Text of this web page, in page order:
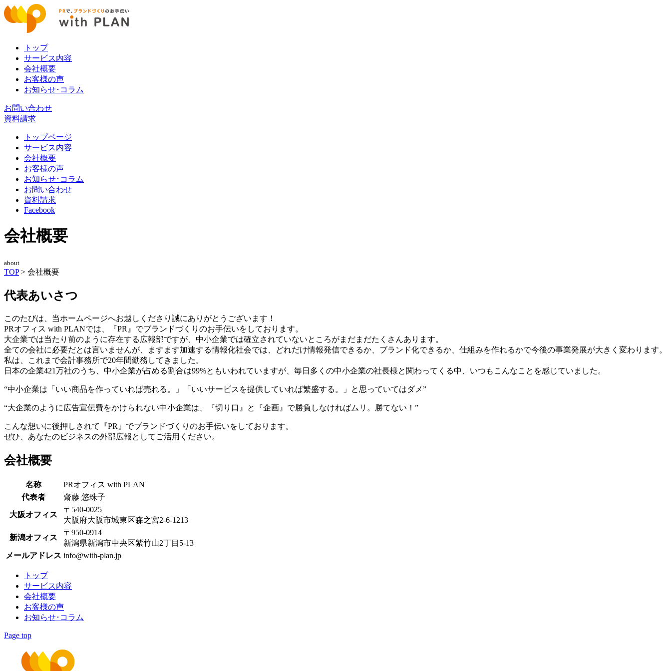
トップ
サービス内容
会社概要
お客様の声
お知らせ･コラム
お問い合わせ
資料請求
トップページ
サービス内容
会社概要
お客様の声
お知らせ･コラム
お問い合わせ
資料請求
Facebook
会社概要
about
TOP> 会社概要
代表あいさつ
このたびは、当ホームページへお越しくださり誠にありがとうございます！
PRオフィス with PLANでは、『PR』でブランドづくりのお手伝いをしております。
大企業では当たり前のように存在する広報部ですが、中小企業では確立されていないところがまだまだたくさんあります。
全ての会社に必要だとは言いませんが、ますます加速する情報化社会では、どれだけ情報発信できるか、ブランド化できるか、仕組みを作れるかで今後の事業発展が大きく変わります。
私は、これまで会計事務所で20年間勤務してきました。
日本の企業421万社のうち、中小企業が占める割合は99%ともいわれていますが、毎日多くの中小企業の社長様と関わってくる中、いつもこんなことを感じていました。
“中小企業は「いい商品を作っていれば売れる。」「いいサービスを提供していれば繁盛する。」と思っていてはダメ”
“大企業のように広告宣伝費をかけられない中小企業は、『切り口』と『企画』で勝負しなければムリ。勝てない！”
こんな想いに後押しされて『PR』でブランドづくりのお手伝いをしております。
ぜひ、あなたのビジネスの外部広報としてご活用ください。
会社概要
名称
PRオフィス with PLAN
代表者
齋藤 悠珠子
大阪オフィス
〒540-0025
大阪府大阪市城東区森之宮2-6-1213
新潟オフィス
〒950-0914
新潟県新潟市中央区紫竹山2丁目5-13
メールアドレス info@with-plan.jp
トップ
サービス内容
会社概要
お客様の声
お知らせ･コラム
Page top